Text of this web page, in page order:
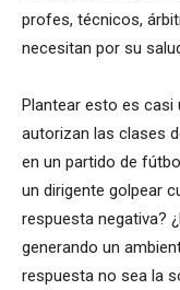
profes, técnicos,
necesitan por su
Plantear esto es casi
autorizan las clases
en un partido de
un dirigente golpear
respuesta negativa?
generando un
respuesta no sea la